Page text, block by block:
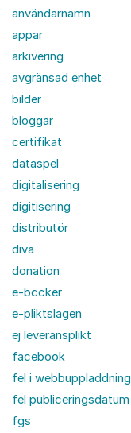
användarnamn
appar
arkivering
avgränsad enhet
bilder
bloggar
certifikat
dataspel
digitalisering
digitisering
distributör
diva
donation
e-böcker
e-pliktslagen
ej leveransplikt
facebook
fel i webbuppladdning
fel publiceringsdatum
fgs